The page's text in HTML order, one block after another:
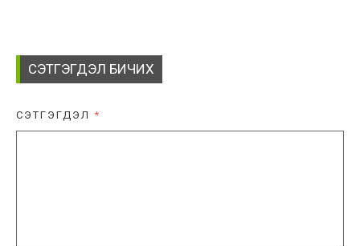
СЭТГЭГДЭЛ БИЧИХ
СЭТГЭГДЭЛ *